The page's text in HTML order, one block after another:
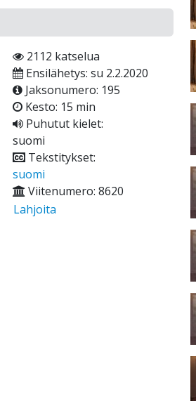
2112 katselua
Ensilähetys: su 2.2.2020
Jaksonumero: 195
Kesto: 15 min
Puhutut kielet:
suomi
Tekstitykset:
suomi
Viitenumero: 8620
Lahjoita